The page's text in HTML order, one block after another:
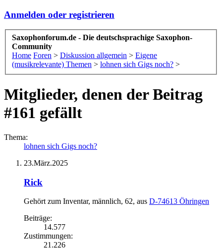
Anmelden oder registrieren
Saxophonforum.de - Die deutschsprachige Saxophon-
Community
Home Foren > Diskussion allgemein > Eigene
(musikrelevante) Themen > lohnen sich Gigs noch? >
Mitglieder, denen der Beitrag
#161 gefällt
Thema:
lohnen sich Gigs noch?
23.März.2025
Rick
Gehört zum Inventar, männlich, 62, aus D-74613 Öhringen
Beiträge:
14.577
Zustimmungen:
21.226